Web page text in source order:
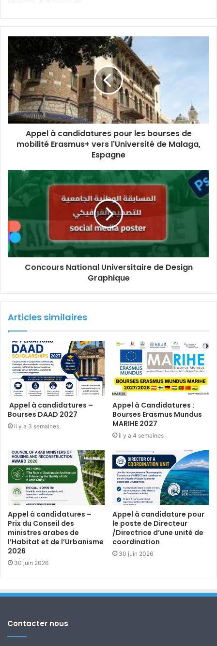
Appel à candidatures pour les bourses de
mobilité Erasmus+ vers l'Université de Malaga,
Espagne
Concours National Universitaire de Design
Graphique
Articles similaires
Appel à candidatures –
Bourses DAAD 2027
il y a 3 semaines
Appel à Candidatures :
Bourses Erasmus Mundus
MARIHE 2027
il y a 4 semaines
Appel à candidatures –
Prix du Conseil des
ministres arabes de
l’Habitat et de l’Urbanisme
2026
30 juin 2026
Appel à candidature pour
le poste de Directeur
/Directrice d’une unité de
coordination
30 juin 2026
Contacter nous